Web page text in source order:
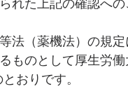
れた上記の確認へ
法（薬機法）の規
ものとして厚生労
おりです。